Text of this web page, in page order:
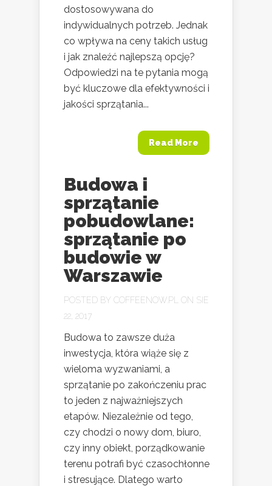
dostosowywana do
indywidualnych potrzeb. Jednak
co wpływa na ceny takich usług
i jak znaleźć najlepszą opcję?
Odpowiedzi na te pytania mogą
być kluczowe dla efektywności i
jakości sprzątania...
Read More
Budowa i
sprzątanie
pobudowlane:
sprzątanie po
budowie w
Warszawie
POSTED BY COFFEENOW.PL
ON SIE
22, 2017
Budowa to zawsze duża
inwestycja, która wiąże się z
wieloma wyzwaniami, a
sprzątanie po zakończeniu prac
to jeden z najważniejszych
etapów. Niezależnie od tego,
czy chodzi o nowy dom, biuro,
czy inny obiekt, porządkowanie
terenu potrafi być czasochłonne
i stresujące. Dlatego warto